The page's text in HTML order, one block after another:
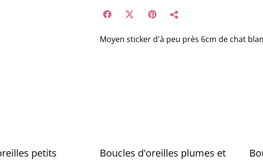
Moyen sticker d'à peu près 6cm de chat
petits
%
Boucles d'oreilles plumes et